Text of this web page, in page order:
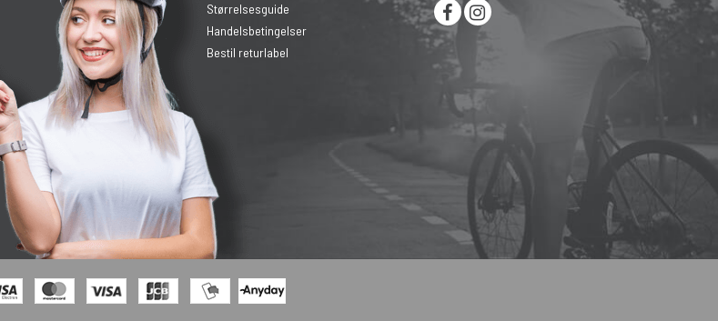
Størrelsesguide
Handelsbetingelser
Bestil returlabel